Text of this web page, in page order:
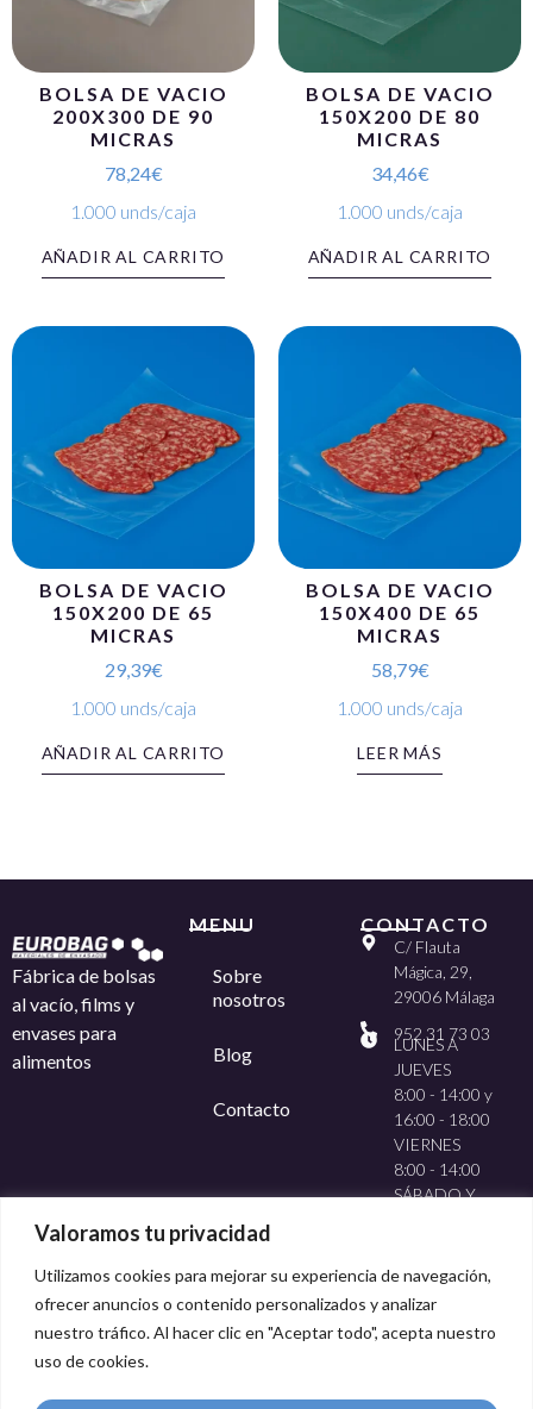
Valoramos tu privacidad
Utilizamos cookies para mejorar su experiencia de navegación,
ofrecer anuncios o contenido personalizados y analizar
nuestro tráfico. Al hacer clic en "Aceptar todo", acepta nuestro
uso de cookies.
BOLSA DE VACIO
200X300 DE 90
MICRAS
78,24€
1.000 unds/caja
AÑADIR AL CARRITO
BOLSA DE VACIO
150X200 DE 80
MICRAS
34,46€
1.000 unds/caja
AÑADIR AL CARRITO
BOLSA DE VACIO
150X200 DE 65
MICRAS
29,39€
1.000 unds/caja
AÑADIR AL CARRITO
BOLSA DE VACIO
150X400 DE 65
MICRAS
58,79€
1.000 unds/caja
LEER MÁS
Fábrica de bolsas
al vacío, films y
envases para
alimentos
MENU
Sobre
nosotros
Blog
Contacto
CONTACTO
C/ Flauta
Mágica, 29,
29006 Málaga
952 31 73 03
LUNES A
JUEVES
8:00 - 14:00 y
16:00 - 18:00
VIERNES
8:00 - 14:00
SÁBADO Y
Método de pago: